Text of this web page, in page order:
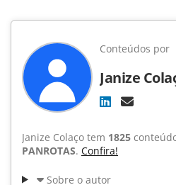
Conteúdos por
Janize
Janize Colaço tem 1825
PANROTAS. Confira!
Sobre o autor